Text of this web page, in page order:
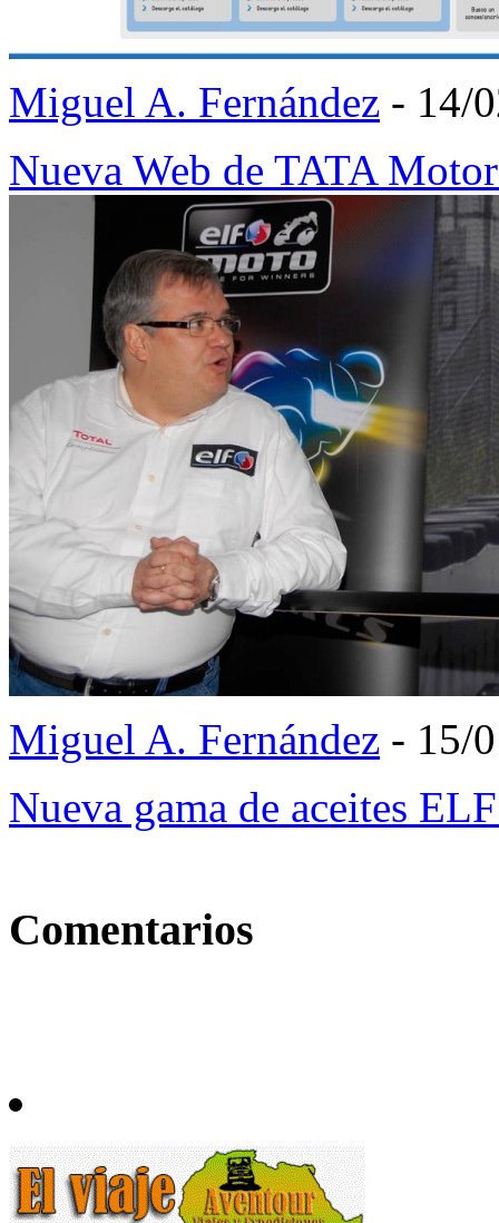
Miguel A. Fernández - 14/
Nueva Web de TATA
Miguel A. Fernández - 15/
Nueva gama de aceites
Comentarios